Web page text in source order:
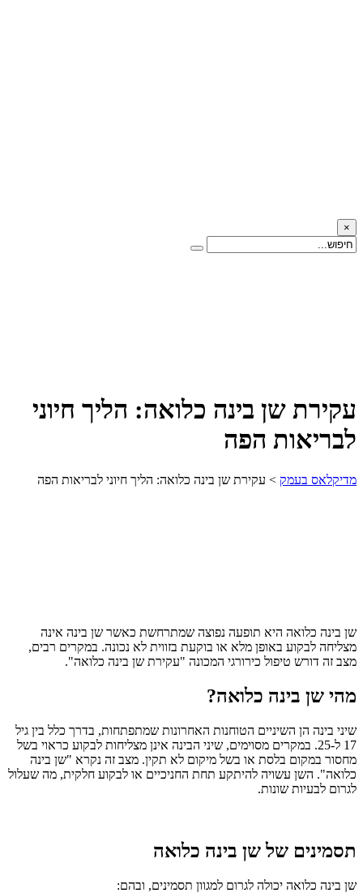
×
עקירת שן בינה כלואה: הליך חיוני
לבריאות הפה
מדיקלאס בעמק > עקירת שן בינה כלואה: הליך חיוני לבריאות הפה
שן בינה כלואה היא תופעה נפוצה שמתרחשת כאשר שן בינה אינה
מצליחה לבקוע באופן מלא או בוקעת בזווית לא נכונה. במקרים רבים,
מצב זה דורש טיפול כירורגי המכונה "עקירת שן בינה כלואה".
מהי שן בינה כלואה?
שיני בינה הן השיניים הטוחנות האחרונות שמתפתחות, בדרך כלל בין גיל
17 ל-25. במקרים מסוימים, שיני הבינה אינן מצליחות לבקוע כראוי בשל
מחסור במקום בלסת או בשל מיקום לא תקין. מצב זה נקרא "שן בינה
כלואה". השן עשויה להיתקע תחת החניכיים או לבקוע חלקית, מה שעלול
לגרום לבעיות שונות.
תסמינים של שן בינה כלואה
שן בינה כלואה יכולה לגרום למגוון תסמינים, ובהם: